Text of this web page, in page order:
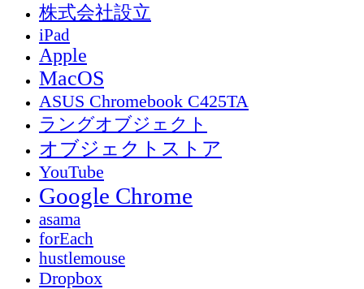
株式会社設立
iPad
Apple
MacOS
ASUS Chromebook C425TA
ラングオブジェクト
オブジェクトストア
YouTube
Google Chrome
asama
forEach
hustlemouse
Dropbox